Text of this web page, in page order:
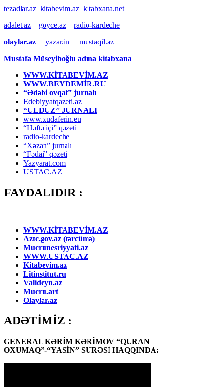
tezadlar.az kitabevim.az kitabxana.net
adalet.az
goyce.az
radio-kardeche
olaylar.az
yazar.in
mustaqil.az
Mustafa Müseyiboğlu adına kitabxana
WWW.KİTABEVİM.AZ
WWW.BEYDEMİR.RU
“Ədəbi ovqat” jurnalı
Edebiyyatqazeti.az
“ULDUZ” JURNALI
www.xudaferin.eu
“Həftə içi” qəzeti
radio-kardeche
“Xəzan” jurnalı
“Fədai” qəzeti
Yazyarat.com
USTAC.AZ
FAYDALIDIR :
WWW.KİTABEVİM.AZ
Aztc.gov.az (tərcümə)
Mucrunesriyyati.az
WWW.USTAC.AZ
Kitabevim.az
Litinstitut.ru
Valideyn.az
Mucru.art
Olaylar.az
ADƏTİMİZ :
GENERAL KƏRİM KƏRİMOV “QURAN
OXUMAQ”-“YASİN” SURƏSİ HAQQINDA: